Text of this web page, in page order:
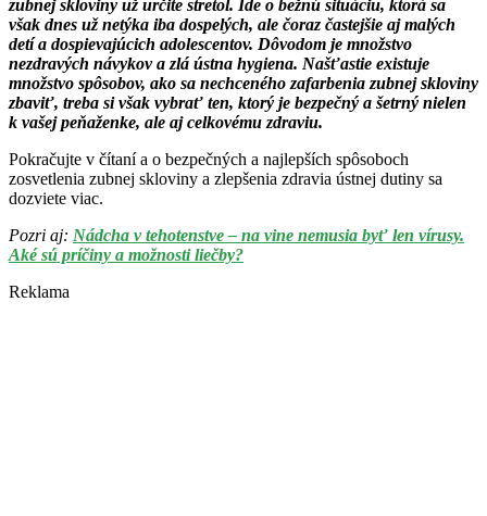
zubnej skloviny už určite stretol. Ide o bežnú situáciu, ktorá sa
však dnes už netýka iba dospelých, ale čoraz častejšie aj malých
detí a dospievajúcich adolescentov. Dôvodom je množstvo
nezdravých návykov a zlá ústna hygiena. Našťastie existuje
množstvo spôsobov, ako sa nechceného zafarbenia zubnej skloviny
zbaviť, treba si však vybrať ten, ktorý je bezpečný a šetrný nielen
k vašej peňaženke, ale aj celkovému zdraviu.
Pokračujte v čítaní a o bezpečných a najlepších spôsoboch
zosvetlenia zubnej skloviny a zlepšenia zdravia ústnej dutiny sa
dozviete viac.
Pozri aj: Nádcha v tehotenstve – na vine nemusia byť len vírusy.
Aké sú príčiny a možnosti liečby?
Reklama